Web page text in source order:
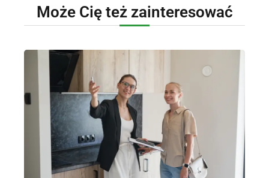
Może Cię też zainteresować